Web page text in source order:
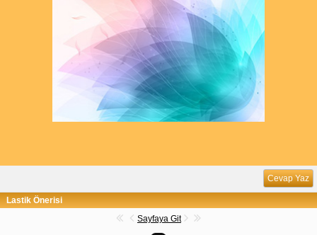
Cevap Yaz
Lastik Önerisi
Sayfaya Git